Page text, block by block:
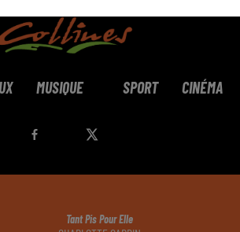
MUSIQUE SPORT CINÉMA
Tant Pis Pour Elle